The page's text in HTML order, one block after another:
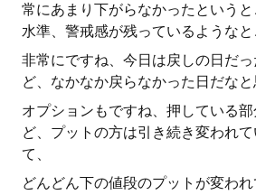
常にあまり下がらなかったという
水準、警戒感が残っているようなと
非常にですね、今日は戻しの日だ
ど、なかなか戻らなかった日だなと
オプションもですね、押している
ど、プットの方は引き続き変われ
て、
どんどん下の値段のプットが変わ